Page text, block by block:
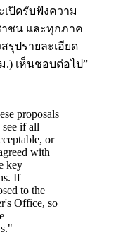
เปิดรับฟังความ
ชน และทุกภาค
รุปรายละเอียด
เห็นชอบต่อไป”
proposals
if all
or
with
key
If
to the
Office, so
"